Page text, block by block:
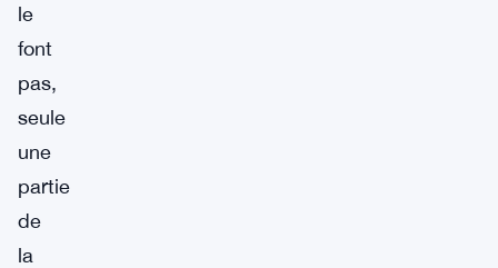
le
font
pas,
seule
une
partie
de
la